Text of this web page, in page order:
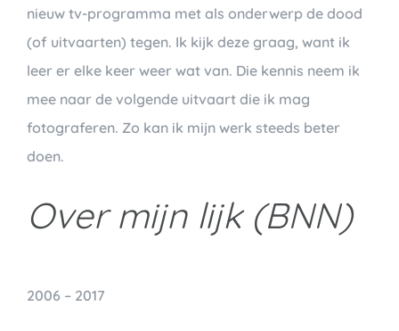
nieuw tv-programma met als onderwerp de dood
(of uitvaarten) tegen. Ik kijk deze graag, want ik
leer er elke keer weer wat van. Die kennis neem ik
mee naar de volgende uitvaart die ik mag
fotograferen. Zo kan ik mijn werk steeds beter
doen.
Over mijn lijk (BNN)
2006 – 2017